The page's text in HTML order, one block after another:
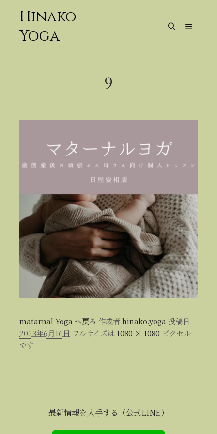
Hinako
Yoga
9
matarnal Yoga へ戻る 作成者hinako.yoga 投稿日
2023年6月16日 フルサイズは 1080 × 1080 ピクセル
です
最新情報を入手する（公式LINE）